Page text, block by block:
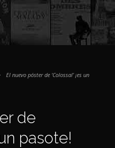
El nuevo póster de ‘Colossal’ ¡es un
de
un pasote!